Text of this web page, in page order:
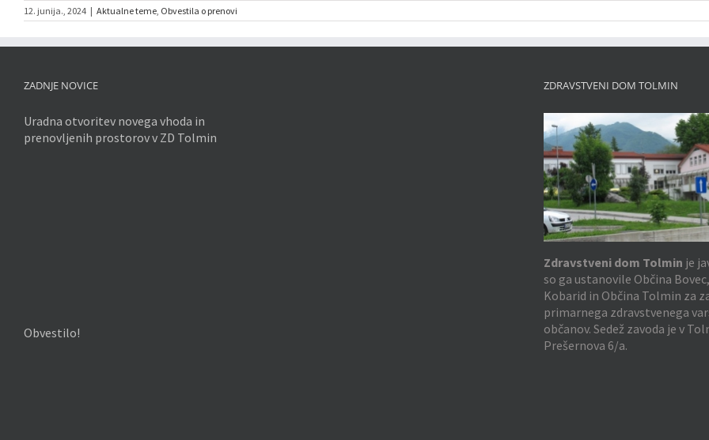
12. junija., 2024 | Aktualne teme, Obvestila o prenovi
ZADNJE NOVICE
Uradna otvoritev novega vhoda in
prenovljenih prostorov v ZD Tolmin
Obvestilo!
ZDRAVSTVENI DOM TOLMIN
Zdravstveni dom Tolmin je
so ga ustanovile Občina
Kobarid in Občina Tolmin za
primarnega zdravstvenega
občanov. Sedež zavoda je v
Prešernova 6/a.